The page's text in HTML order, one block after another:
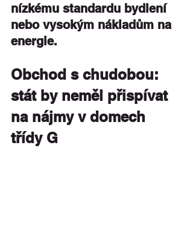
nízkému standardu bydlení
nebo vysokým nákladům na
energie.
Obchod s chudobou:
stát by neměl přispívat
na nájmy v domech
třídy G